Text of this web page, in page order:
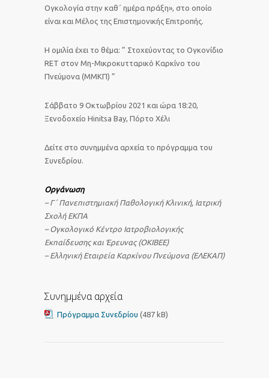
Ογκολογία στην καθ΄ ημέρα πράξη», στο οποίο
είναι και Μέλος της Επιστημονικής Επιτροπής.
Η ομιλία έχει το θέμα: ” Στοχεύοντας το Ογκονίδιο
RET στον Μη-Μικροκυτταρικό Καρκίνο του
Πνεύμονα (ΜΜΚΠ) ”
Σάββατο 9 Οκτωβρίου 2021 και ώρα 18:20,
Ξενοδοχείο Hinitsa Bay, Πόρτο Χέλι
Δείτε στο συνημμένα αρχεία το πρόγραμμα του
Συνεδρίου.
Οργάνωση
– Γ΄ Πανεπιστημιακή Παθολογική Κλινική, Ιατρική
Σχολή ΕΚΠΑ
– Ογκολογικό Κέντρο Ιατροβιολογικής
Εκπαίδευσης και Έρευνας (OKIBEE)
– Ελληνική Εταιρεία Καρκίνου Πνεύμονα (ΕΛΕΚΑΠ)
Συνημμένα αρχεία
Πρόγραμμα Συνεδρίου (487 kB)